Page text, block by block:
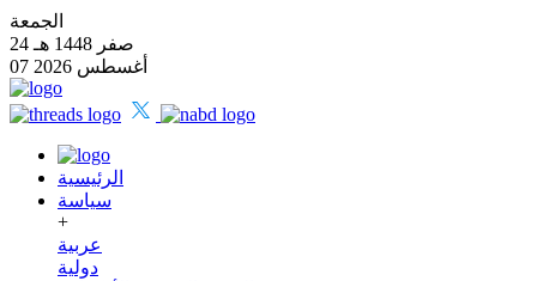
الجمعة
24 صفر 1448 هـ
07 أغسطس 2026
الرئيسية
سياسة
+
عربية
دولية